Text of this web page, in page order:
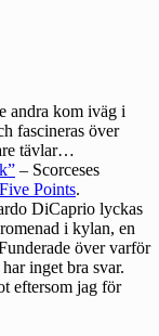
andra kom iväg i
fascineras över
tävlar…
– Scorceses
Five Points.
DiCaprio lyckas
i kylan, en
över varför
inget bra svar.
eftersom jag för